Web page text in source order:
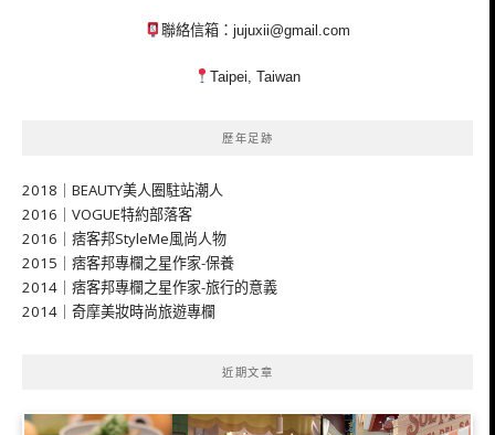
聯絡信箱： jujuxii@gmail.com
Taipei, Taiwan
歷年足跡
2018｜BEAUTY美人圈駐站潮人
2016｜VOGUE特約部落客
2016｜痞客邦StyleMe風尚人物
2015｜痞客邦專欄之星作家-保養
2014｜痞客邦專欄之星作家-旅行的意義
2014｜奇摩美妝時尚旅遊專欄
近期文章